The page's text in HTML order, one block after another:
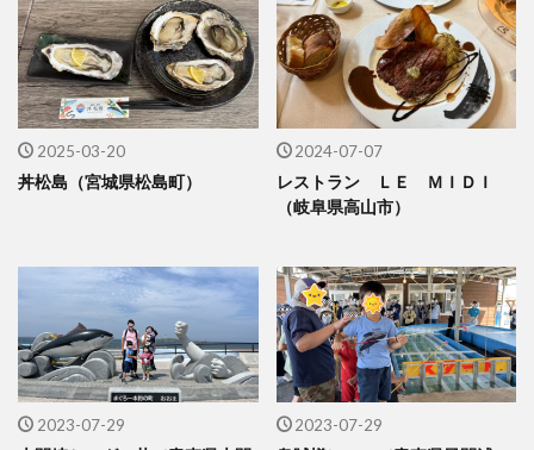
2025-03-20
丼松島（宮城県松島町）
2024-07-07
レストラン ＬＥ ＭＩＤＩ
（岐阜県高山市）
2023-07-29 2023-07-29